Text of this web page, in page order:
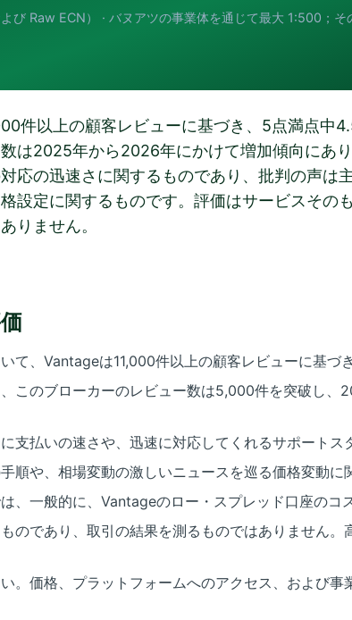
び Raw ECN） · バヌアツの事業体を通じて最大 1:500；
件以上の顧客レビューに基づき、5点満点中
は2025年から2026年にかけて増加傾向にあ
応の迅速さに関するものであり、批判の声は
設定に関するものです。評価はサービスその
りません。
、Vantageは11,000件以上の顧客レビューに基づ
このブローカーのレビュー数は5,000件を突破し
支払いの速さや、迅速に対応してくれるサポートス
順や、相場変動の激しいニュースを巡る価格変動に
、一般的に、Vantageのロー・スプレッド口座のコ
のであり、取引の結果を測るものではありません
。価格、プラットフォームへのアクセス、および事